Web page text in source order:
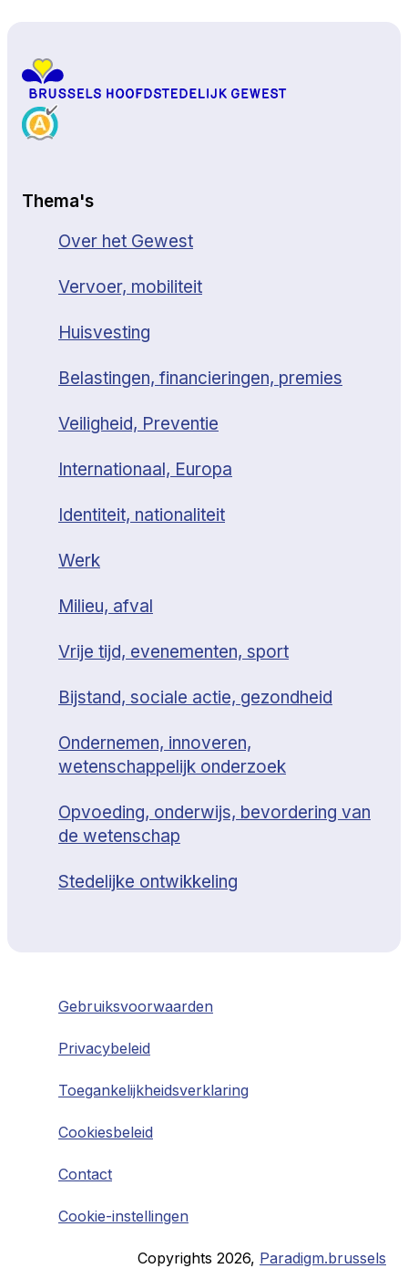
Thema's
Over het Gewest
Vervoer, mobiliteit
Huisvesting
Belastingen, financieringen, premies
Veiligheid, Preventie
Internationaal, Europa
Identiteit, nationaliteit
Werk
Milieu, afval
Vrije tijd, evenementen, sport
Bijstand, sociale actie, gezondheid
Ondernemen, innoveren,
wetenschappelijk onderzoek
Opvoeding, onderwijs, bevordering van
de wetenschap
Stedelijke ontwikkeling
Gebruiksvoorwaarden
Privacybeleid
Toegankelijkheidsverklaring
Cookiesbeleid
Contact
Cookie-instellingen
Copyrights 2026, Paradigm.brussels